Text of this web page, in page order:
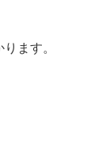
ます。